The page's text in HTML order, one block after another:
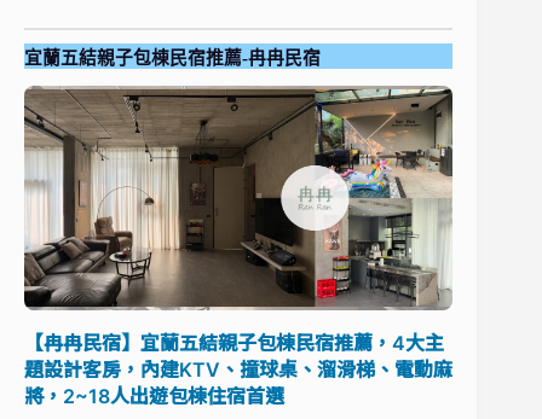
宜蘭五結親子包棟民宿推薦-冉冉民宿
【冉冉民宿】宜蘭五結親子包棟民宿推薦，4大主
題設計客房，內建KTV、撞球桌、溜滑梯、電動麻
將，2~18人出遊包棟住宿首選